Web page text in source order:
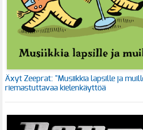
Äxyt Zeeprat: "Musiikkia lapsille ja
riemastuttavaa kielenkäyttöä